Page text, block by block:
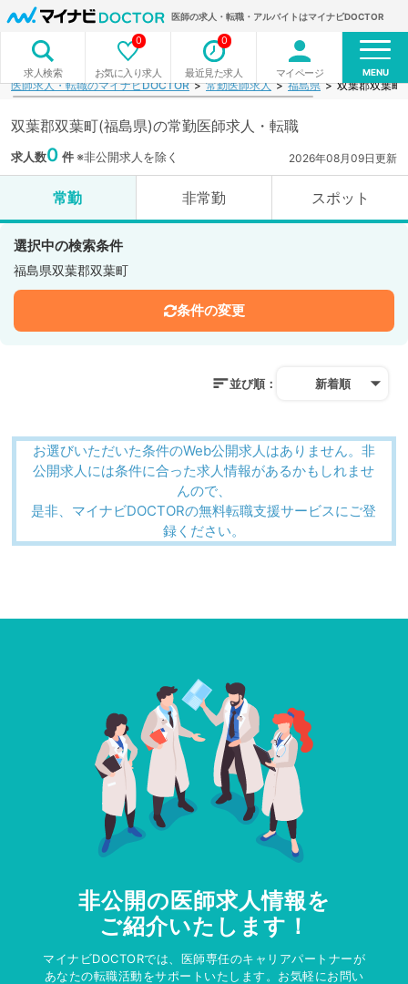
医師の求人・転職・アルバイトはマイナビDOCTOR
求人検索 お気に入り求人
0
最近見た求人
0
マイページ MENU
医師求人・転職のマイナビDOCTOR 常勤医師求人 福島県 双葉郡双葉町
双葉郡双葉町(福島県)の常勤医師求人・転職
求人数0 件※非公開求人を除く 2026年08月09日更新
常勤 非常勤 スポット
選択中の検索条件
福島県双葉郡双葉町
条件の変更
並び順： 新着順
お選びいただいた条件のWeb公開求人はありません。非
公開求人には条件に合った求人情報があるかもしれませ
んので、
是非、マイナビDOCTORの無料転職支援サービスにご登
録ください。
非公開の医師求人情報を
ご紹介いたします！
マイナビDOCTORでは、医師専任のキャリアパートナーが
あなたの転職活動をサポートいたします。お気軽にお問い